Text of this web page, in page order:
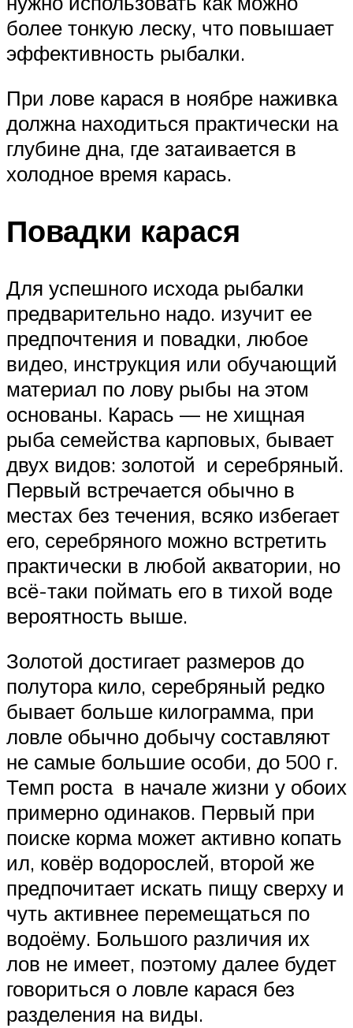
более тонкую леску, что повышает
эффективность рыбалки.
При лове карася в ноябре наживка
должна находиться практически на
глубине дна, где затаивается в
холодное время карась.
Повадки карася
Для успешного исхода рыбалки
предварительно надо. изучит ее
предпочтения и повадки, любое
видео, инструкция или обучающий
материал по лову рыбы на этом
основаны. Карась — не хищная
рыба семейства карповых, бывает
двух видов: золотой и серебряный.
Первый встречается обычно в
местах без течения, всяко избегает
его, серебряного можно встретить
практически в любой акватории, но
всё-таки поймать его в тихой воде
вероятность выше.
Золотой достигает размеров до
полутора кило, серебряный редко
бывает больше килограмма, при
ловле обычно добычу составляют
не самые большие особи, до 500 г.
Темп роста в начале жизни у обоих
примерно одинаков. Первый при
поиске корма может активно копать
ил, ковёр водорослей, второй же
предпочитает искать пищу сверху и
чуть активнее перемещаться по
водоёму. Большого различия их
лов не имеет, поэтому далее будет
говориться о ловле карася без
разделения на виды.